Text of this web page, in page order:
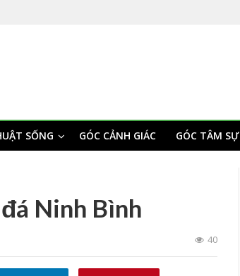
SỐNG GÓC CẢNH GIÁC GÓC TÂM SỰ
Ninh Bình
40